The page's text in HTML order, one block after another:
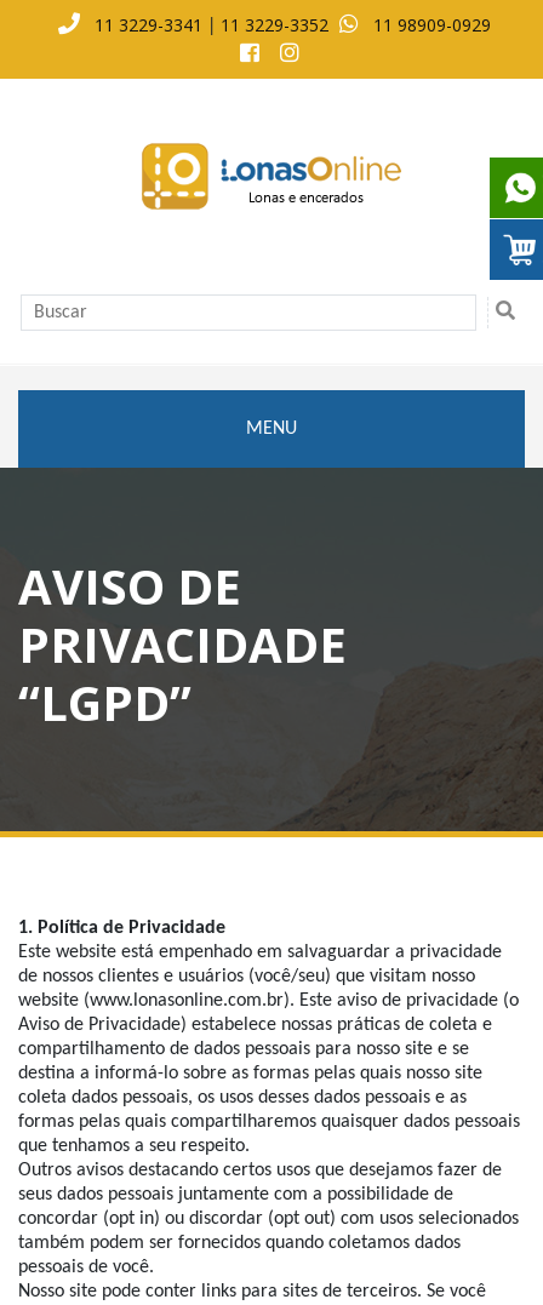
11 3229-3341 11 3229-3352 11 98909-0929
MENU
AVISO DE
PRIVACIDADE
“LGPD”
1. Política de Privacidade
Este website está empenhado em salvaguardar a privacidade
de nossos clientes e usuários (você/seu) que visitam nosso
website (www.lonasonline.com.br). Este aviso de privacidade (o
Aviso de Privacidade) estabelece nossas práticas de coleta e
compartilhamento de dados pessoais para nosso site e se
destina a informá-lo sobre as formas pelas quais nosso site
coleta dados pessoais, os usos desses dados pessoais e as
formas pelas quais compartilharemos quaisquer dados pessoais
que tenhamos a seu respeito.
Outros avisos destacando certos usos que desejamos fazer de
seus dados pessoais juntamente com a possibilidade de
concordar (opt in) ou discordar (opt out) com usos selecionados
também podem ser fornecidos quando coletamos dados
pessoais de você.
Nosso site pode conter links para sites de terceiros. Se você